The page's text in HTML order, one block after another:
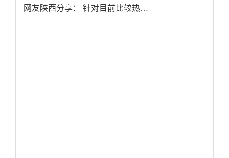
网友陕西分享： 针对目前比较热…